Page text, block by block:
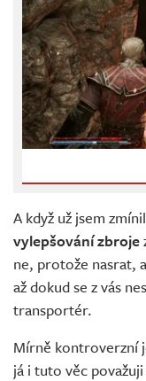
A když už jsem
vylepšování zbroje
ne, protože nasrat,
až dokud se z vás
transportér.
Mírně kontroverzní
já i tuto věc považuji